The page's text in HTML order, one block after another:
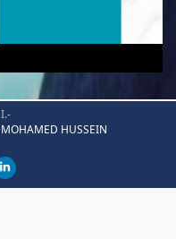
I.-
MOHAMED HUSSEIN